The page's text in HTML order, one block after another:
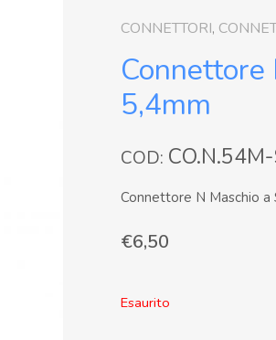
CONNETTORI,
Connettore
5,4mm
COD:
Connettore N Maschio
€6,50
Esaurito